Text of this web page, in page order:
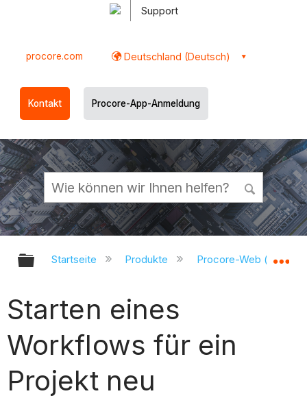
Support
procore.com Deutschland (Deutsch)
Kontakt Procore-App-Anmeldung
Globale Hierarchie auf- und
Startseite Produkte Procore-Web
Starten eines
Workflows für ein
Projekt neu